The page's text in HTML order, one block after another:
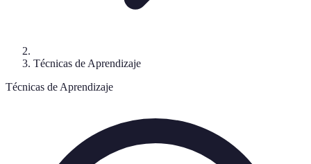
Técnicas de Aprendizaje
Técnicas de Aprendizaje